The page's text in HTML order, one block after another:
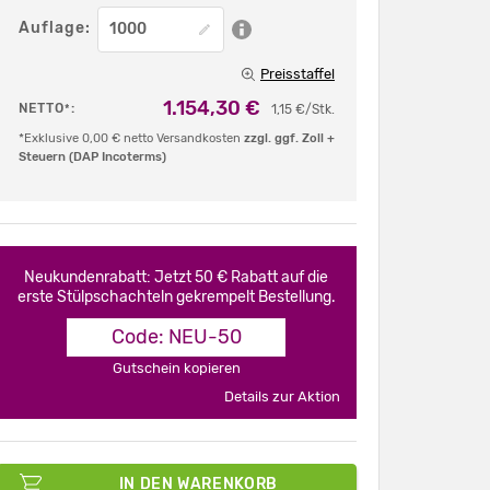
Auflage:
Preisstaffel
NETTO*: 1,15 €/Stk.
1.154,30 €
*Exklusive 0,00 € netto Versandkosten zzgl. ggf. Zoll +
Steuern (DAP Incoterms)
Neukundenrabatt: Jetzt 50 € Rabatt auf die
erste Stülpschachteln gekrempelt Bestellung.
Code: NEU-50
Gutschein kopieren
Details zur Aktion
IN DEN WARENKORB